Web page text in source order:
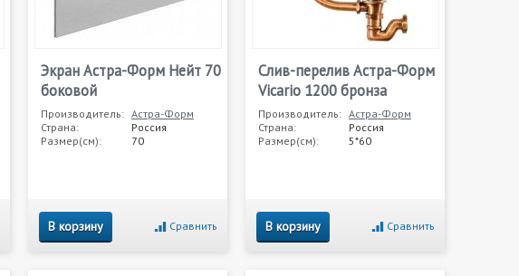
Экран Астра-Форм Нейт 70
боковой
Производитель: Астра-Форм
Страна:
Россия
Размер(см):
70
В корзину Сравнить
Слив-перелив Астра-Форм
Vicario 1200 бронза
Производитель: Астра-Форм
Страна:
Россия
Размер(см):
5*60
В корзину Сравнить